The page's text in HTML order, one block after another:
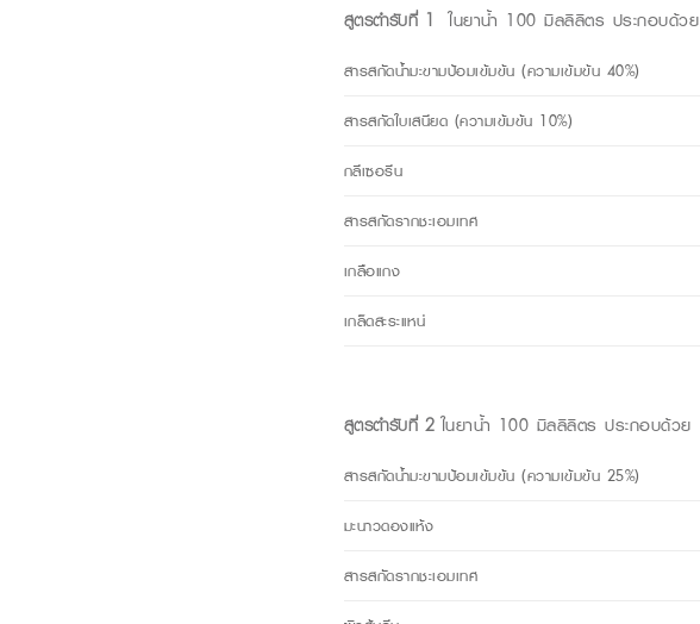
สูตรตำรับที่ 1 ในยาน้ำ 100 มิลลิลิตร ประกอบด้วย
สารสกัดน้ำมะขามป้อมเข้มข้น (ความเข้มข้น 40%)
สารสกัดใบเสนียด (ความเข้มข้น 10%)
กลีเซอรีน
สารสกัดรากชะเอมเทศ
เกลือแกง
เกล็ดสะระแหน่
สูตรตำรับที่ 2ในยาน้ำ 100 มิลลิลิตร ประกอบด้วย
สารสกัดน้ำมะขามป้อมเข้มข้น (ความเข้มข้น 25%)
มะนาวดองแห้ง
สารสกัดรากชะเอมเทศ